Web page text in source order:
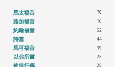
馬太福音 78
路加福音 70
約翰福音 52
詩篇 44
馬可福音 39
以弗所書 25
25